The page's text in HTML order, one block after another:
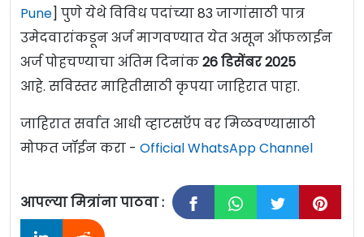
Pune] पुणे येथे विविध पदांच्या 83 जागांसाठी पात्र
उमेदवारांकडून अर्ज मागवण्यात येत असून ऑफलाईन
अर्ज पोहचण्याचा अंतिम दिनांक26 डिसेंबर2025
आहे. सविस्तर माहितीसाठी कृपया जाहिरात पाहा.
जाहिरात सर्वात आधी व्हाटसऍप वर मिळवण्यासाठी
मोफत जॉईन करा - Official WhatsApp Channel
आपल्या मित्रांना पाठवा :